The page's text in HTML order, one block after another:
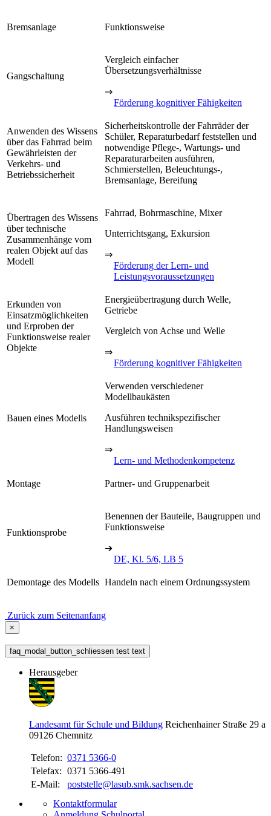
Bremsanlage Funktionsweise
Gangschaltung
Vergleich einfacher
Übersetzungsverhältnisse
⇒
Förderung kognitiver Fähigkeiten
Anwenden des Wissens
über das Fahrrad beim
Gewährleisten der
Verkehrs- und
Betriebssicherheit
Sicherheitskontrolle der Fahrräder der
Schüler, Reparaturbedarf feststellen und
notwendige Pflege-, Wartungs- und
Reparaturarbeiten ausführen,
Schmierstellen, Beleuchtungs-,
Bremsanlage, Bereifung
Übertragen des Wissens
über technische
Zusammenhänge vom
realen Objekt auf das
Modell
Fahrrad, Bohrmaschine, Mixer
Unterrichtsgang, Exkursion
⇒
Förderung der Lern- und
Leistungsvoraussetzungen
Erkunden von
Einsatzmöglichkeiten
und Erproben der
Funktionsweise realer
Objekte
Energieübertragung durch Welle,
Getriebe
Vergleich von Achse und Welle
⇒
Förderung kognitiver Fähigkeiten
Bauen eines Modells
Verwenden verschiedener
Modellbaukästen
Ausführen technikspezifischer
Handlungsweisen
⇒
Lern- und Methodenkompetenz
Montage Partner- und Gruppenarbeit
Funktionsprobe
Benennen der Bauteile, Baugruppen und
Funktionsweise
➔
DE, Kl. 5/6, LB 5
Demontage des Modells Handeln nach einem Ordnungssystem
Zurück zum Seitenanfang
×
faq_modal_button_schliessen test text
Herausgeber
Landesamt für Schule und Bildung Reichenhainer Straße 29 a
09126 Chemnitz
Telefon: 0371 5366-0
Telefax: 0371 5366-491
E-Mail:
poststelle@lasub.smk.sachsen.de
Kontaktformular